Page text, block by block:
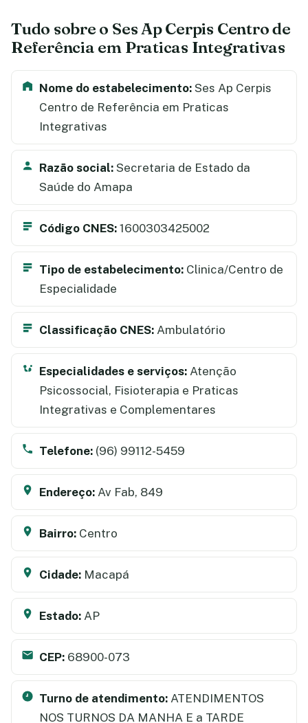
Tudo sobre o Ses Ap Cerpis Centro de
Referência em Praticas Integrativas
Nome do estabelecimento: Ses Ap Cerpis
Centro de Referência em Praticas
Integrativas
Razão social: Secretaria de Estado da
Saúde do Amapa
Código CNES: 1600303425002
Tipo de estabelecimento: Clinica/Centro de
Especialidade
Classificação CNES: Ambulatório
Especialidades e serviços: Atenção
Psicossocial, Fisioterapia e Praticas
Integrativas e Complementares
Telefone: (96) 99112-5459
Endereço: Av Fab, 849
Bairro: Centro
Cidade: Macapá
Estado: AP
CEP: 68900-073
Turno de atendimento: ATENDIMENTOS
NOS TURNOS DA MANHA E a TARDE